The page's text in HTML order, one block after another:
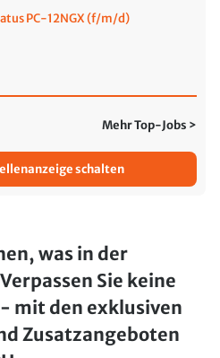
PC-12NGX (f/m/d)
Mehr Top-Jobs >
schalten
was in der
Sie keine
mit den exklusiven
Zusatzangeboten